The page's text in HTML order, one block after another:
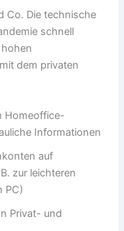
Co. Die technische
schnell
dem privaten
Homeoffice-
Informationen
auf
zur leichteren
PC)
Privat- und